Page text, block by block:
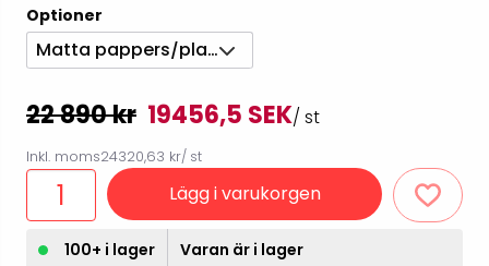
Optioner
Matta pappers/plastetiketter
22 890 kr 19456,5 SEK/ st
Inkl. moms24320,63 kr/ st
Lägg i varukorgen
100+ i lager Varan är i lager